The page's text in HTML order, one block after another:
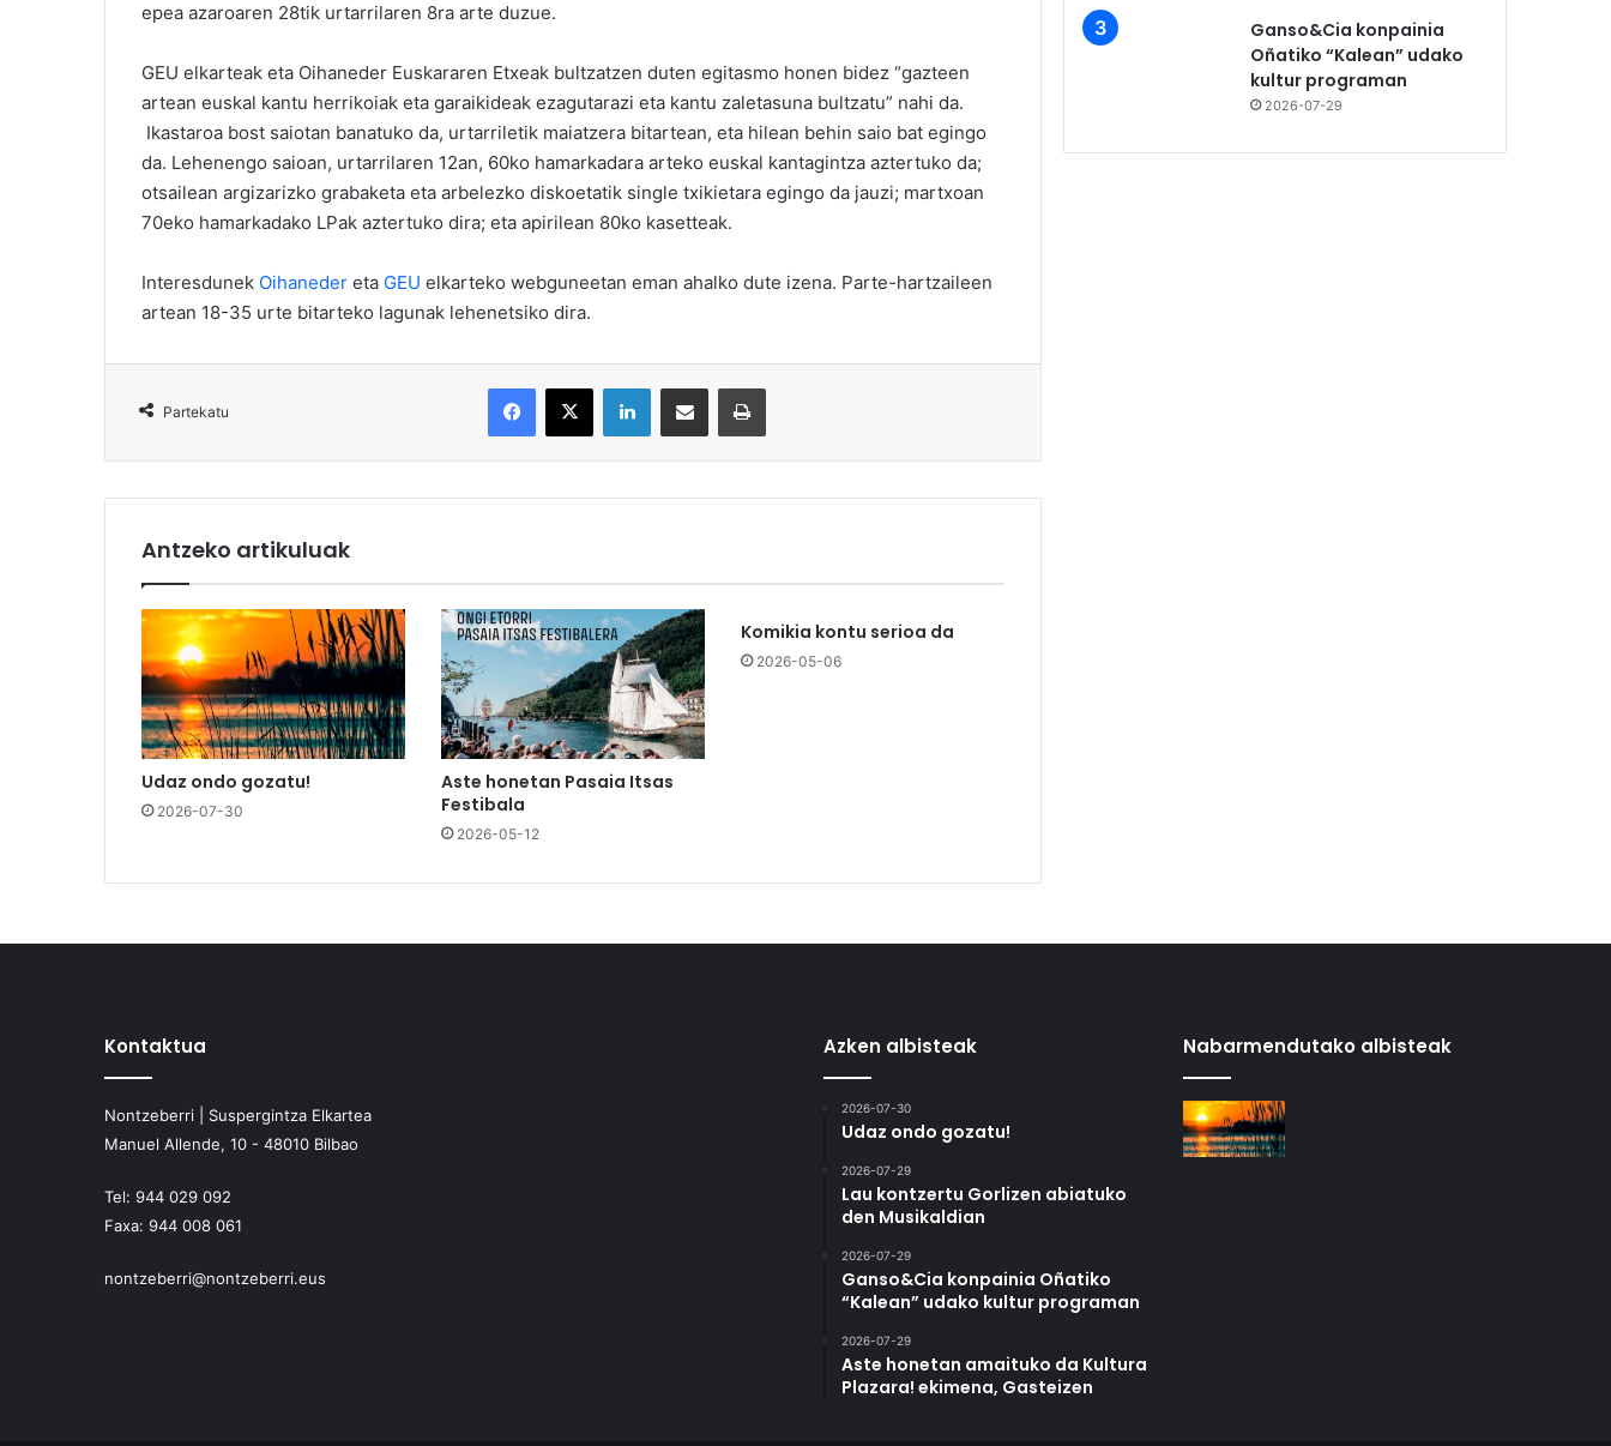
epea azaroaren 28tik urtarrilaren 8ra arte duzue.
GEU elkarteak eta Oihaneder Euskararen Etxeak bultzatzen duten egitasmo honen bidez “gazteen
artean euskal kantu herrikoiak eta garaikideak ezagutarazi eta kantu zaletasuna bultzatu” nahi da.
Ikastaroa bost saiotan banatuko da, urtarriletik maiatzera bitartean, eta hilean behin saio bat egingo
da. Lehenengo saioan, urtarrilaren 12an, 60ko hamarkadara arteko euskal kantagintza aztertuko da;
otsailean argizarizko grabaketa eta arbelezko diskoetatik single txikietara egingo da jauzi; martxoan
70eko hamarkadako LPak aztertuko dira; eta apirilean 80ko kasetteak.
Interesdunek Oihaneder eta GEU elkarteko webguneetan eman ahalko dute izena. Parte-hartzaileen
artean 18-35 urte bitarteko lagunak lehenetsiko dira.
Partekatu
Antzeko artikuluak
Udaz ondo gozatu!
2026-07-30
Aste honetan Pasaia Itsas
Festibala
2026-05-12
Komikia kontu serioa da
2026-05-06
Ganso&Cia konpainia
Oñatiko “Kalean” udako
kultur programan
2026-07-29
Kontaktua
Nontzeberri | Suspergintza Elkartea
Manuel Allende, 10 - 48010 Bilbao
Tel: 944 029 092
Faxa: 944 008 061
nontzeberri@nontzeberri.eus
Azken albisteak
2026-07-30
Udaz ondo gozatu!
2026-07-29
Lau kontzertu Gorlizen abiatuko
den Musikaldian
2026-07-29
Ganso&Cia konpainia Oñatiko
“Kalean” udako kultur programan
2026-07-29
Aste honetan amaituko da Kultura
Plazara! ekimena, Gasteizen
Nabarmendutako albisteak